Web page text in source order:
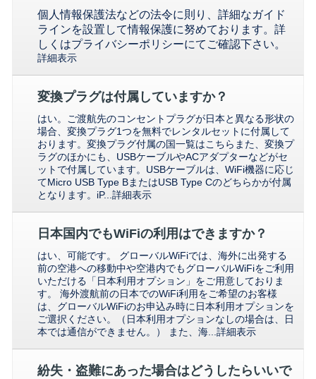
個人情報保護法などの法令に則り、詳細なガイド
ラインを設置して情報保護に努めております。 詳
しくはプライバシーポリシーにてご確認下さい。
詳細表示
変換プラグは付属していますか？
はい。ご渡航先のコンセントプラグが日本と異なる形状の
場合、変換プラグ1つを無料でレンタルセットに付属して
おります。変換プラグ付属の国一覧はこちらまた、変換プ
ラグのほかにも、USBケーブルやACアダプターなどがセ
ットで付属しています。USBケーブルは、WiFi機器に応じ
てMicro USB Type BまたはUSB Type Cのどちらかが付属
となります。iP...詳細表示
日本国内でもWiFiの利用はできますか？
はい、可能です。 グローバルWiFiでは、海外に出発する
前の空港への移動中や空港内でもグローバルWiFiをご利用
いただける「日本利用オプション」をご用意しておりま
す。 海外渡航前の日本でのWiFi利用をご希望のお客様
は、グローバルWiFiのお申込み時に日本利用オプションを
ご選択ください。（日本利用オプションなしの場合は、日
本では通信ができません。） また、海...詳細表示
紛失・盗難にあった場合はどうしたらいいで